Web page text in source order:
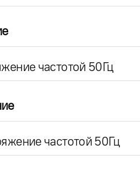
частотой 50Гц
частотой 50Гц